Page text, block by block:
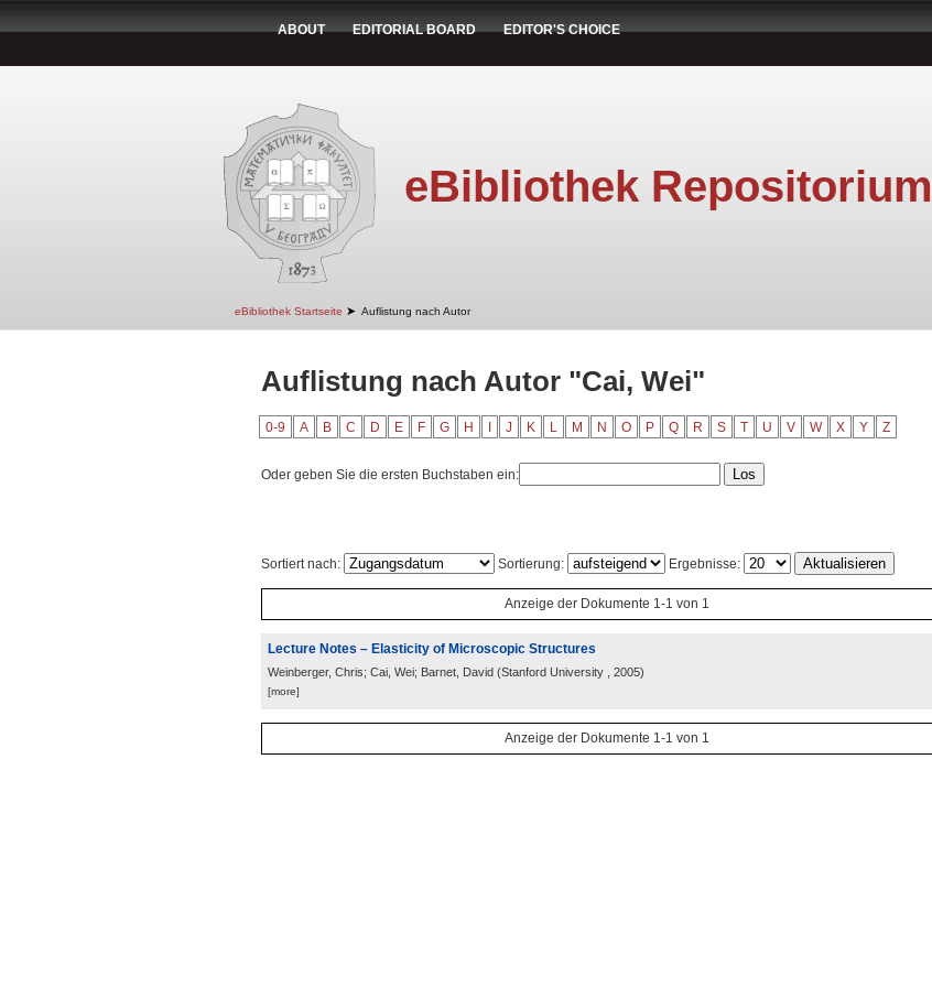
ABOUT EDITORIAL BOARD EDITOR'S CHOICE
eBibliothek Repositorium
eBibliothek Startseite ➤ Auflistung nach Autor
Auflistung nach Autor "Cai, Wei"
0-9 A B C D E F G H J K L M N O P Q R S T U V W X Y Z
Oder geben Sie die ersten Buchstaben ein:
Sortiert nach: Sortierung: Ergebnisse:
Anzeige der Dokumente 1-1 von 1
Lecture Notes – Elasticity of Microscopic Structures
Weinberger, Chris; Cai, Wei; Barnet, David (Stanford University , 2005)
[more]
Anzeige der Dokumente 1-1 von 1